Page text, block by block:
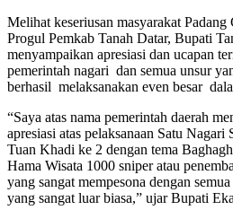
Melihat keseriusan masyarakat
Progul Pemkab Tanah Datar, Bupati
menyampaikan apresiasi dan ucapan
pemerintah nagari dan semua unsur
berhasil melaksanakan even besar
“Saya atas nama pemerintah daerah
apresiasi atas pelaksanaan Satu
Tuan Khadi ke 2 dengan tema
Hama Wisata 1000 sniper atau
yang sangat mempesona dengan
yang sangat luar biasa,” ujar Bupati